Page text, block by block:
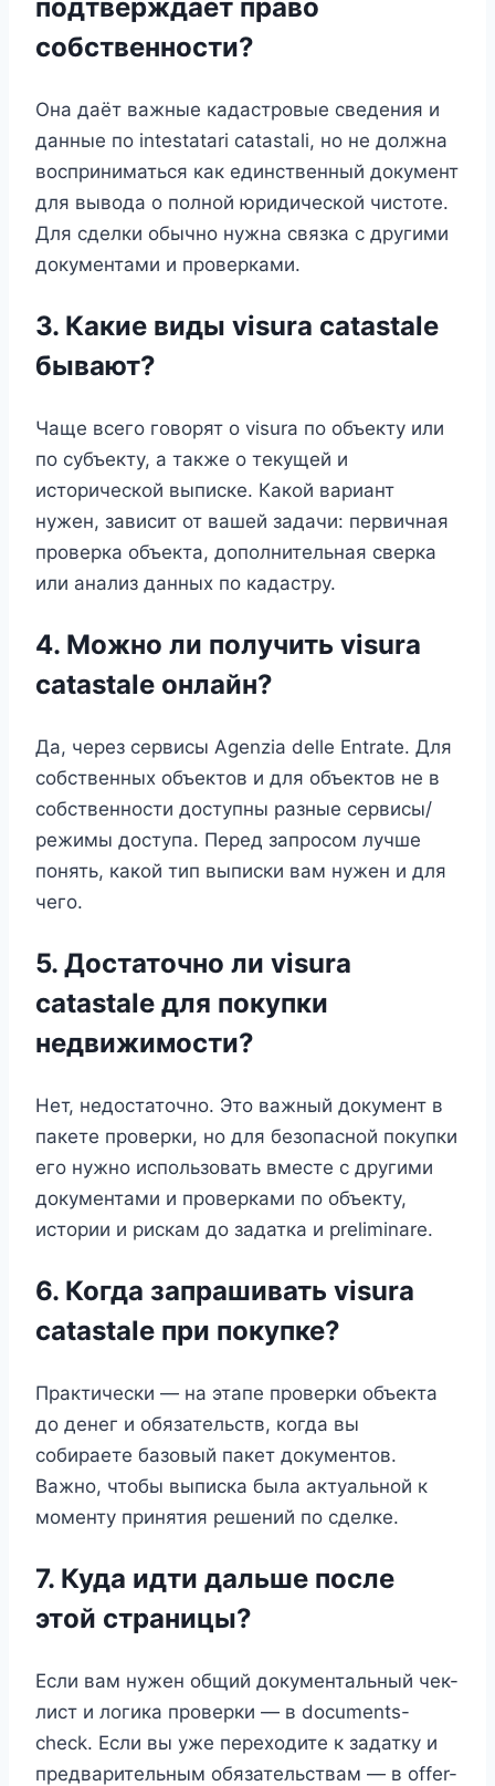
подтверждает право
собственности?
Она даёт важные кадастровые сведения и
данные по intestatari catastali, но не должна
восприниматься как единственный документ
для вывода о полной юридической чистоте.
Для сделки обычно нужна связка с другими
документами и проверками.
3. Какие виды visura catastale
бывают?
Чаще всего говорят о visura по объекту или
по субъекту, а также о текущей и
исторической выписке. Какой вариант
нужен, зависит от вашей задачи: первичная
проверка объекта, дополнительная сверка
или анализ данных по кадастру.
4. Можно ли получить visura
catastale онлайн?
Да, через сервисы Agenzia delle Entrate. Для
собственных объектов и для объектов не в
собственности доступны разные сервисы/
режимы доступа. Перед запросом лучше
понять, какой тип выписки вам нужен и для
чего.
5. Достаточно ли visura
catastale для покупки
недвижимости?
Нет, недостаточно. Это важный документ в
пакете проверки, но для безопасной покупки
его нужно использовать вместе с другими
документами и проверками по объекту,
истории и рискам до задатка и preliminare.
6. Когда запрашивать visura
catastale при покупке?
Практически — на этапе проверки объекта
до денег и обязательств, когда вы
собираете базовый пакет документов.
Важно, чтобы выписка была актуальной к
моменту принятия решений по сделке.
7. Куда идти дальше после
этой страницы?
Если вам нужен общий документальный чек-
лист и логика проверки — в documents-
check. Если вы уже переходите к задатку и
предварительным обязательствам — в offer-